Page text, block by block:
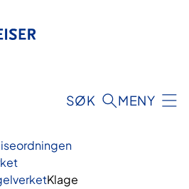
SØK MENY
Klage